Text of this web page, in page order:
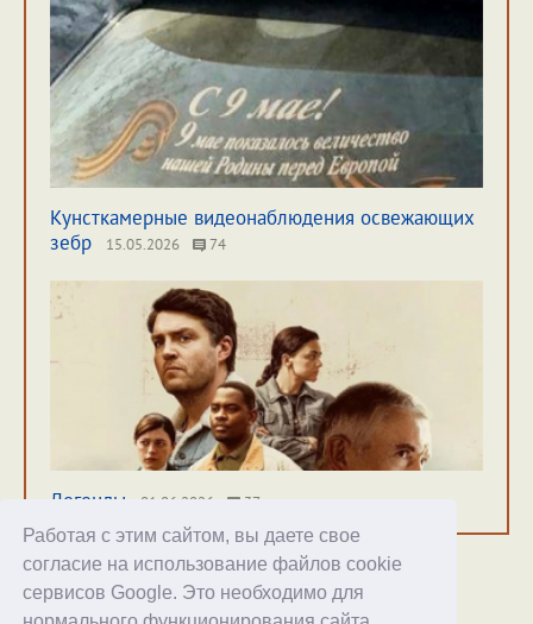
Работая с этим сайтом, вы даете свое
согласие на использование файлов cookie
сервисов Google. Это необходимо для
Кунсткамерные видеонаблюдения освежающих
зебр
15.05.2026 74
Легенды 01.06.2026 37